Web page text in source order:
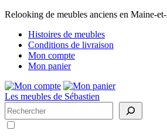
Relooking de meubles anciens en Maine-
Histoires de meubles
Conditions de livraison
Mon compte
Mon panier
Les meubles de Sébastien
Rechercher